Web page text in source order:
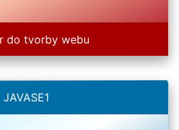
do tvorby webu
JAVASE1